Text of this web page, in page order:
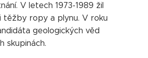
V letech 1973-1989 žil
těžby ropy a plynu. V roku
geologických věd
skupinách.